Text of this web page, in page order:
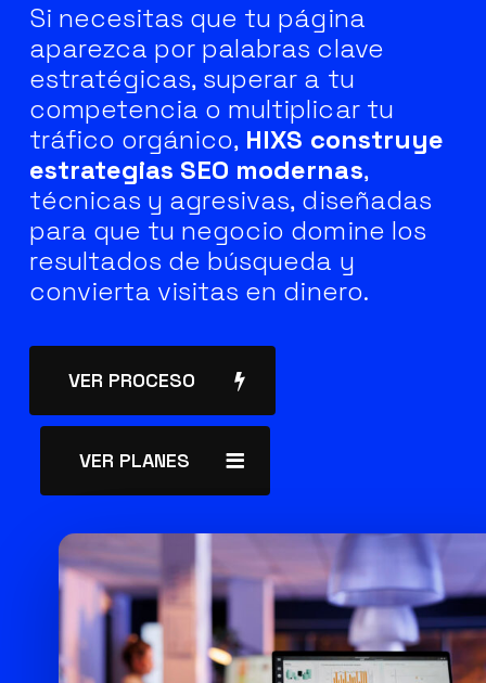
Si necesitas que tu página
aparezca por palabras clave
estratégicas, superar a tu
competencia o multiplicar tu
tráfico orgánico, HIXS construye
estrategias SEO modernas,
técnicas y agresivas, diseñadas
para que tu negocio domine los
resultados de búsqueda y
convierta visitas en dinero.
VER PROCESO
VER PLANES